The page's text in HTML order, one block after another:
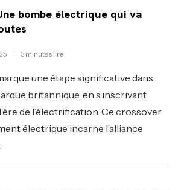
bombe électrique qui va
3 minutes lire
une étape significative dans
britannique, en s’inscrivant
de l’électrification. Ce crossover
électrique incarne l’alliance